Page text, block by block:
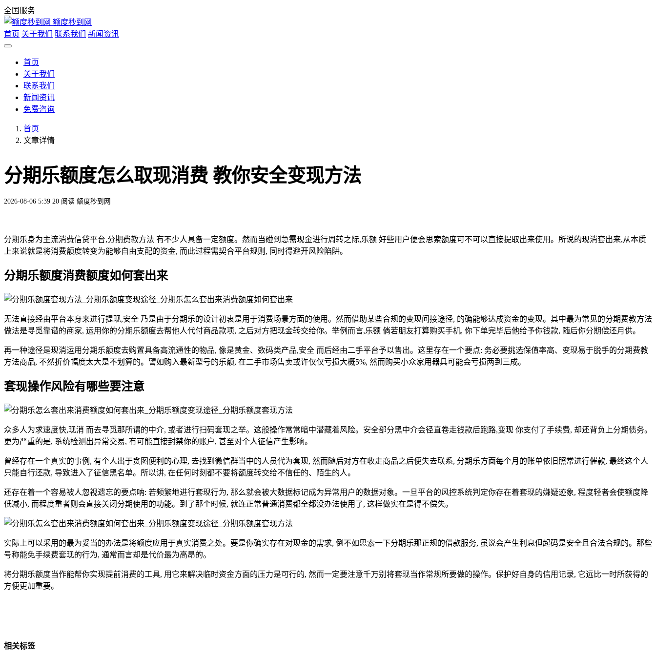
全国服务
额度秒到网
首页 关于我们 联系我们 新闻资讯
首页
关于我们
联系我们
新闻资讯
免费咨询
首页
文章详情
分期乐额度怎么取现消费 教你安全变现方法
2026-08-06 5:39 20 阅读 额度秒到网
分期乐身为主流消费信贷平台,分期费教方法 有不少人具备一定额度。然而当碰到急需现金进行周转之际,乐额 好些用户便会思索额度可不可以直接提取出来使用。所说的现消套出来,从本质
上来说就是将消费额度转变为能够自由支配的资金, 而此过程需契合平台规则, 同时得避开风险陷阱。
分期乐额度消费额度如何套出来
无法直接经由平台本身来进行提现,安全 乃是由于分期乐的设计初衷是用于消费场景方面的使用。然而借助某些合规的变现间接途径, 的确能够达成资金的变现。其中最为常见的分期费教方法
做法是寻觅靠谱的商家, 运用你的分期乐额度去帮他人代付商品款项, 之后对方把现金转交给你。举例而言,乐额 倘若朋友打算购买手机, 你下单完毕后他给予你钱款, 随后你分期偿还月供。
再一种途径是现消运用分期乐额度去购置具备高流通性的物品, 像是黄金、数码类产品,安全 而后经由二手平台予以售出。这里存在一个要点: 务必要挑选保值率高、变现易于脱手的分期费教
方法商品, 不然折价幅度太大是不划算的。譬如购入最新型号的乐额, 在二手市场售卖或许仅仅亏损大概5%, 然而购买小众家用器具可能会亏损两到三成。
套现操作风险有哪些要注意
众多人为求速度快,现消 而去寻觅那所谓的中介, 或者进行扫码套现之举。这般操作常常暗中潜藏着风险。安全部分黑中介会径直卷走钱款后跑路,变现 你支付了手续费, 却还背负上分期债务。
更为严重的是, 系统检测出异常交易, 有可能直接封禁你的账户, 甚至对个人征信产生影响。
曾经存在一个真实的事例, 有个人出于贪图便利的心理, 去找到微信群当中的人员代为套现, 然而随后对方在收走商品之后便失去联系, 分期乐方面每个月的账单依旧照常进行催款, 最终这个人
只能自行还款, 导致进入了征信黑名单。所以讲, 在任何时刻都不要将额度转交给不信任的、陌生的人。
还存在着一个容易被人忽视遗忘的要点呐: 若频繁地进行套现行为, 那么就会被大数据标记成为异常用户的数据对象。一旦平台的风控系统判定你存在着套现的嫌疑迹象, 程度轻者会使额度降
低减小, 而程度重者则会直接关闭分期使用的功能。到了那个时候, 就连正常普通消费都全都没办法使用了, 这样做实在是得不偿失。
实际上可以采用的最为妥当的办法是将额度应用于真实消费之处。要是你确实存在对现金的需求, 倒不如思索一下分期乐那正规的借款服务, 虽说会产生利息但起码是安全且合法合规的。那些
号称能免手续费套现的行为, 通常而言却是代价最为高昂的。
将分期乐额度当作能帮你实现提前消费的工具, 用它来解决临时资金方面的压力是可行的, 然而一定要注意千万别将套现当作常规所要做的操作。保护好自身的信用记录, 它远比一时所获得的
方便更加重要。
相关标签